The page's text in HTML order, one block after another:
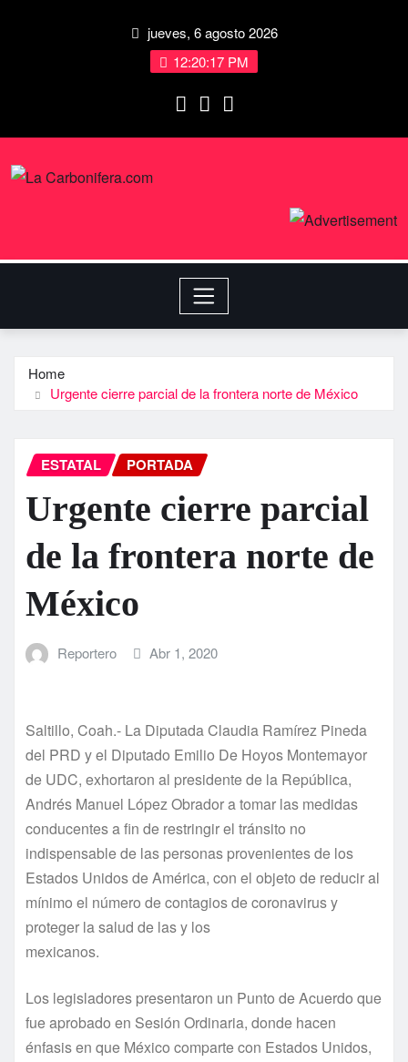
jueves, 6 agosto 2026
12:20:18 PM
Home
Urgente cierre parcial de la frontera norte de México
ESTATAL PORTADA
Urgente cierre parcial
de la frontera norte de
México
Reportero Abr 1, 2020
Saltillo, Coah.- La Diputada Claudia Ramírez Pineda
del PRD y el Diputado Emilio De Hoyos Montemayor
de UDC, exhortaron al presidente de la República,
Andrés Manuel López Obrador a tomar las medidas
conducentes a fin de restringir el tránsito no
indispensable de las personas provenientes de los
Estados Unidos de América, con el objeto de reducir al
mínimo el número de contagios de coronavirus y
proteger la salud de las y los
mexicanos.
Los legisladores presentaron un Punto de Acuerdo que
fue aprobado en Sesión Ordinaria, donde hacen
énfasis en que México comparte con Estados Unidos,